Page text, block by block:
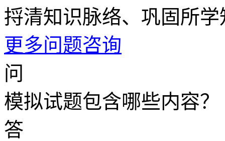
捋清知识脉络、巩固所学
更多问题咨询
问
模拟试题包含哪些内容？
答